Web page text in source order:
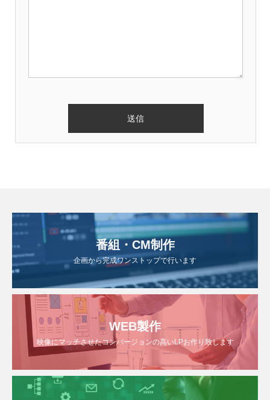
番組・CM制作
企画から完成ワンストップで行います
WEB製作
映像にマッチさせたコンバージョンの高いLPお作り致します